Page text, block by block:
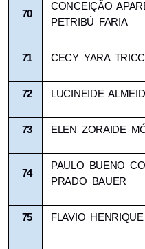
70
CONCEIÇÃO
PETRIBÚ FARIA
71 CECY YARA
72 LUCINEIDE
73 ELEN ZORAIDE
74
PAULO BUENO
PRADO BAUER
75 FLAVIO